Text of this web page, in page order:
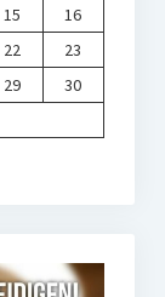
15
16
22
23
29
30